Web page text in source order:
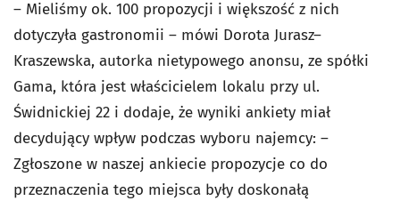
– Mieliśmy ok. 100 propozycji i większość z nich
dotyczyła gastronomii – mówi Dorota Jurasz–
Kraszewska, autorka nietypowego anonsu, ze spółki
Gama, która jest właścicielem lokalu przy ul.
Świdnickiej 22 i dodaje, że wyniki ankiety miał
decydujący wpływ podczas wyboru najemcy: –
Zgłoszone w naszej ankiecie propozycje co do
przeznaczenia tego miejsca były doskonałą